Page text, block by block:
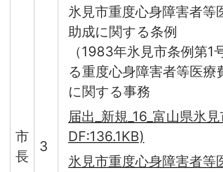
市
長
3
氷見市重度心身障害者等
助成に関する条例
（1983年氷見市条例第1
る重度心身障害者等医療
に関する事務
届出_新規_16_富山県氷見
DF:136.1KB)
氷見市重度心身障害者等